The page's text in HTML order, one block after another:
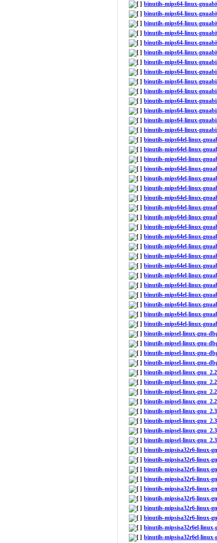
binutils-mips64-linux-
binutils-mips64-linux-
binutils-mips64-linux-
binutils-mips64-linux-
binutils-mips64-linux-
binutils-mips64-linux-
binutils-mips64-linux-
binutils-mips64-linux-
binutils-mips64-linux-
binutils-mips64-linux-
binutils-mips64-linux-
binutils-mips64-linux-
binutils-mips64-linux-
binutils-mips64-linux-
binutils-mips64el-linux-
binutils-mips64el-linux-
binutils-mips64el-linux-
binutils-mips64el-linux-
binutils-mips64el-linux-
binutils-mips64el-linux-
binutils-mips64el-linux-
binutils-mips64el-linux-
binutils-mips64el-linux-
binutils-mips64el-linux-
binutils-mips64el-linux-
binutils-mips64el-linux-
binutils-mips64el-linux-
binutils-mips64el-linux-
binutils-mips64el-linux-
binutils-mips64el-linux-
binutils-mips64el-linux-
binutils-mips64el-linux-
binutils-mips64el-linux-
binutils-mips64el-linux-
binutils-mipsel-linux-gnu-
binutils-mipsel-linux-gnu-
binutils-mipsel-linux-gnu-
binutils-mipsel-linux-gnu-
binutils-mipsel-linux-
binutils-mipsel-linux-
binutils-mipsel-linux-
binutils-mipsel-linux-
binutils-mipsel-linux-
binutils-mipsel-linux-
binutils-mipsel-linux-
binutils-mipsel-linux-
binutils-mipsisa32r6-linux-
binutils-mipsisa32r6-linux-
binutils-mipsisa32r6-linux-
binutils-mipsisa32r6-linux-
binutils-mipsisa32r6-linux-
binutils-mipsisa32r6-linux-
binutils-mipsisa32r6-linux-
binutils-mipsisa32r6-linux-
binutils-mipsisa32r6el-linux-
binutils-mipsisa32r6el-linux-